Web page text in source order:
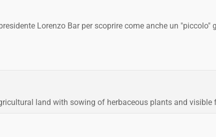
Lorenzo Bar per scoprire come anche un "piccolo"
land with sowing of herbaceous plants and